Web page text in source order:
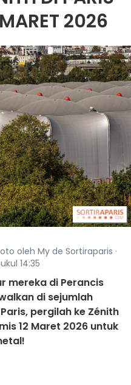
2026
oleh My de Sortiraparis ·
14:35
mereka di Perancis
di sejumlah
pergilah ke Zénith
12 Maret 2026 untuk